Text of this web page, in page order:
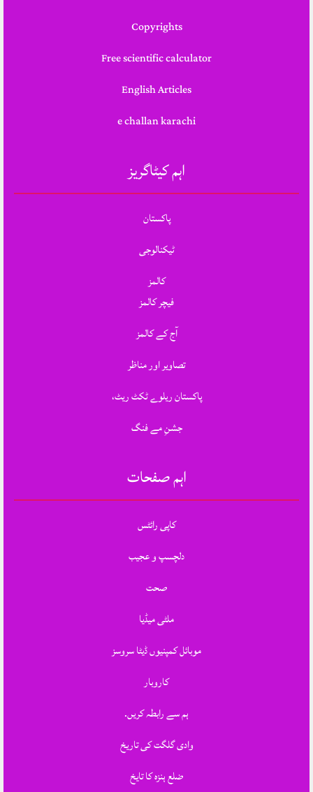
Copyrights
Free scientific calculator
English Articles
e challan karachi
اہم کیٹاگریز
پاکستان
ٹیکنالوجی
کالمز
فیچر کالمز
آج کے کالمز
تصاویر اور مناظر
پاکستان ریلوے ٹکٹ ریٹ،
جشنِ مے فنگ
اہم صفحات
کاپی رائٹس
دلچسپ و عجیب
صحت
ملٹی میڈیا
موبائل کمپنیوں ڈیٹا سروسز
کاروبار
ہم سے رابطہ کریں.
وادی گلگت کی تاریخ
ضلع ہنزہ کا تایخ